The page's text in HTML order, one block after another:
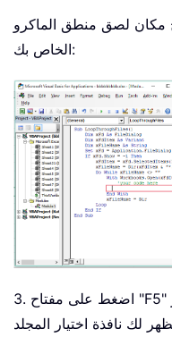
مكان لصق منطق الماكرو
الخاص بك:
3. اضغط على مفتاح "F5" في محرر VBA لتشغيل البرنامج